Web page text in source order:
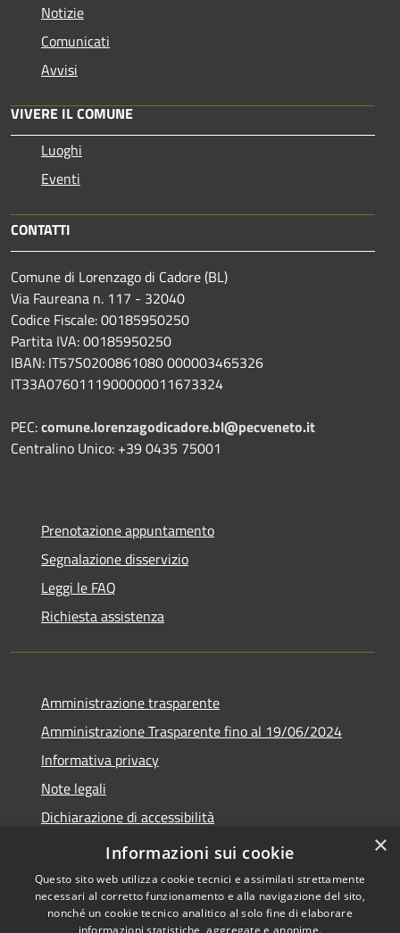
Notizie
Comunicati
Avvisi
VIVERE IL COMUNE
Luoghi
Eventi
CONTATTI
Comune di Lorenzago di Cadore (BL)
Via Faureana n. 117 - 32040
Codice Fiscale: 00185950250
Partita IVA: 00185950250
IBAN: IT57S0200861080 000003465326
IT33A0760111900000011673324
PEC:comune.lorenzagodicadore.bl@pecveneto.it
Centralino Unico: +39 0435 75001
Prenotazione appuntamento
Segnalazione disservizio
Leggi le FAQ
Richiesta assistenza
Amministrazione trasparente
Amministrazione Trasparente fino al 19/06/2024
Informativa privacy
Note legali
Dichiarazione di accessibilità
Meccanismo di feedback
×
Informazioni sui cookie
Questo sito web utilizza cookie tecnici e assimilati strettamente
necessari al corretto funzionamento e alla navigazione del sito,
nonché un cookie tecnico analitico al solo fine di elaborare
informazioni statistiche, aggregate e anonime.